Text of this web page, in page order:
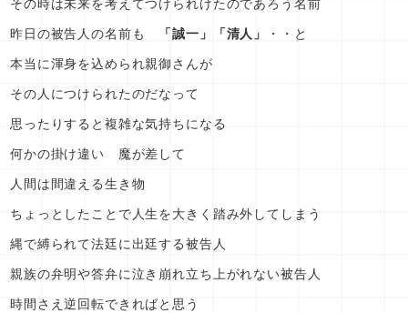
その時は未来を考えてつけられけたのであろう名前
昨日の被告人の名前も 「誠一」「清人」 ・・と
本当に渾身を込められ親御さんが
その人につけられたのだなって
思ったりすると複雑な気持ちになる
何かの掛け違い 魔が差して
人間は間違える生き物
ちょっとしたことで人生を大きく踏み外してしまう
縄で縛られて法廷に出廷する被告人
親族の弁明や答弁に泣き崩れ立ち上がれない被告人
時間さえ逆回転できればと思う